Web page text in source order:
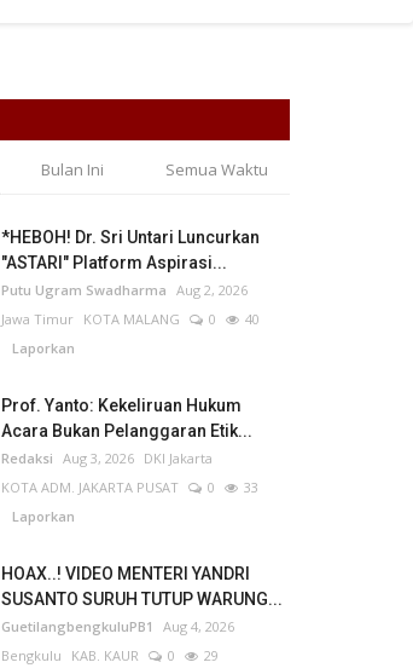
Bulan Ini Semua Waktu
*HEBOH! Dr. Sri Untari Luncurkan
"ASTARI" Platform Aspirasi...
Putu Ugram Swadharma Aug 2, 2026
Jawa Timur KOTA MALANG 0
40
Laporkan
Prof. Yanto: Kekeliruan Hukum
Acara Bukan Pelanggaran Etik...
Redaksi Aug 3, 2026 DKI Jakarta
KOTA ADM. JAKARTA PUSAT
0
33
Laporkan
HOAX..! VIDEO MENTERI YANDRI
SUSANTO SURUH TUTUP WARUNG...
GuetilangbengkuluPB1
Aug 4, 2026
Bengkulu
KAB. KAUR 0
29